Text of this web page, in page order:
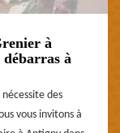
à
à
des
vous invitons à